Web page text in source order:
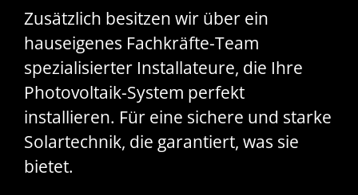
Zusätzlich besitzen wir über ein
hauseigenes Fachkräfte-Team
spezialisierter Installateure, die Ihre
Photovoltaik-System perfekt
installieren. Für eine sichere und starke
Solartechnik, die garantiert, was sie
bietet.